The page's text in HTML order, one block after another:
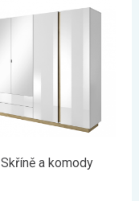
Skříně a komody